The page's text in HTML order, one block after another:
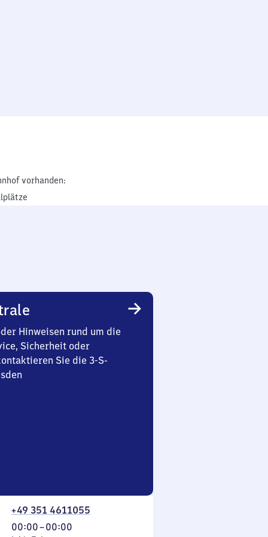
vorhanden:
Hinweisen rund um die
Sicherheit oder
Sie die 3-S-
+49 351 4611055
00:00–00:00
Von